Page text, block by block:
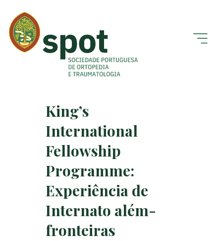
King’s
International
Fellowship
Programme:
Experiência de
Internato além-
fronteiras